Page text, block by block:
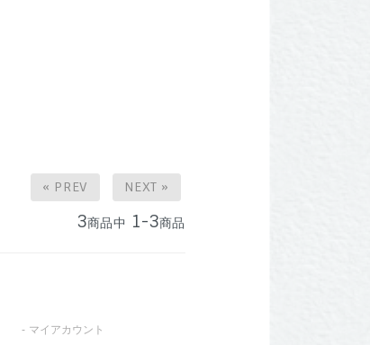
« PREV NEXT »
3商品中 1-3商品
マイアカウント